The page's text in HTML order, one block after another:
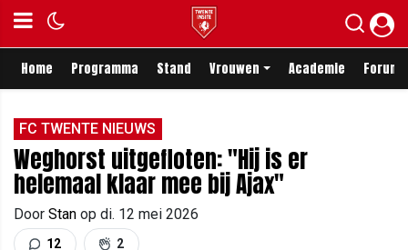
Home Programma Stand Vrouwen Academie Forum
FC TWENTE NIEUWS
Weghorst uitgefloten: "Hij is er
helemaal klaar mee bij Ajax"
Door Stan op di. 12 mei 2026
12 2